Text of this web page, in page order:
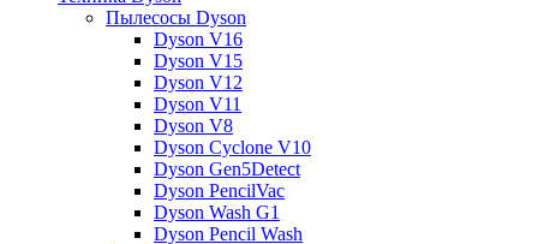
Пылесосы Dyson
Dyson V16
Dyson V15
Dyson V12
Dyson V11
Dyson V8
Dyson Cyclone V10
Dyson Gen5Detect
Dyson PencilVac
Dyson Wash G1
Dyson Pencil Wash